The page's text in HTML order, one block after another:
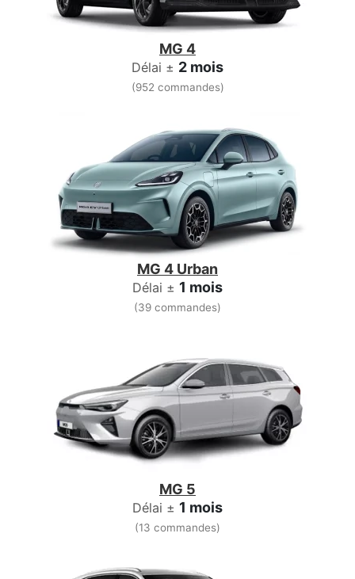
MG 4
Délai ± 2 mois
(952 commandes)
MG 4 Urban
Délai ± 1 mois
(39 commandes)
MG 5
Délai ± 1 mois
(13 commandes)